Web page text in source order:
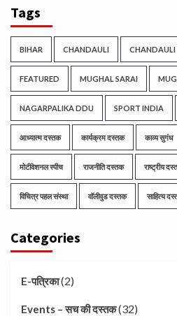
Tags
BIHAR CHANDAULI CHANDAULI
FEATURED MUGHAL SARAI
NAGARPALIKA DDU SPORT INDIA
आध्यात्म दस्तक कार्यक्रम दस्तक काव्य सुगंध
मोटीवेशनल स्पीच राजनीति दस्तक राष्ट्रीय
विचित्र पहल संस्था वॉलीवुड दस्तक साहित्य
Categories
E-पत्रिका(2)
Events – सच की दस्तक(32)